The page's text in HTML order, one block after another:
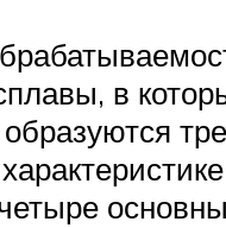
в
образуются